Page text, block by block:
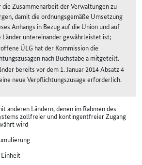
die Zusammenarbeit der Verwaltungen zu
damit die ordnungsgemäße Umsetzung
Anhangs in Bezug auf die Union und auf
Länder untereinander gewährleistet ist;
ÜLG hat der Kommission die
nach Buchstabe a mitgeteilt.
bereits vor dem 1. Januar 2014 Absatz 4
neue Verpflichtungszusage erforderlich.
anderen Ländern, denen im Rahmen des
zollfreier und kontingentfreier Zugang
wird